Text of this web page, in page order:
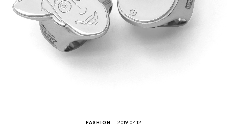
FASHION 2019.04.12